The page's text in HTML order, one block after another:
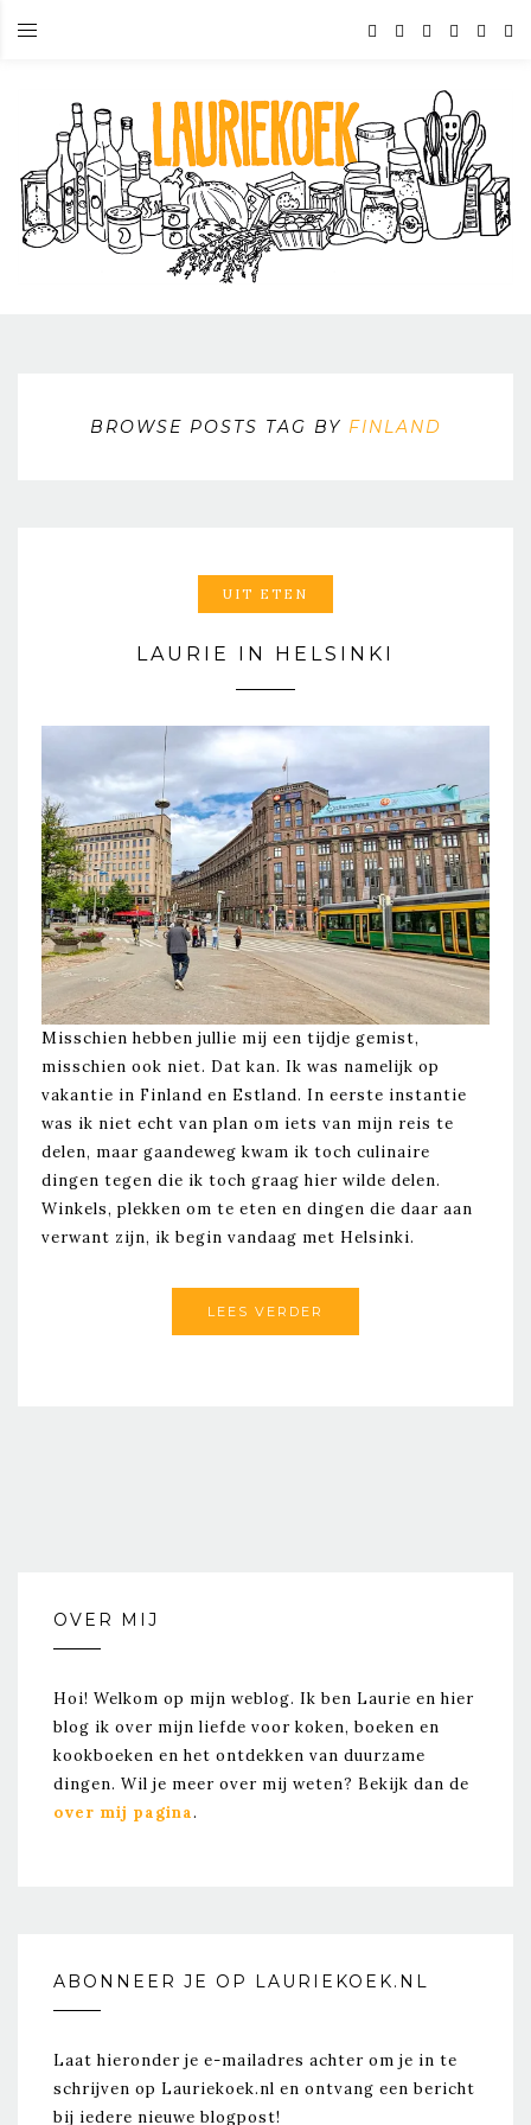
BROWSE POSTS TAG BY FINLAND
UIT ETEN
LAURIE IN HELSINKI
Misschien hebben jullie mij een tijdje gemist,
misschien ook niet. Dat kan. Ik was namelijk op
vakantie in Finland en Estland. In eerste instantie
was ik niet echt van plan om iets van mijn reis te
delen, maar gaandeweg kwam ik toch culinaire
dingen tegen die ik toch graag hier wilde delen.
Winkels, plekken om te eten en dingen die daar aan
verwant zijn, ik begin vandaag met Helsinki.
LEES VERDER
OVER MIJ
Hoi! Welkom op mijn weblog. Ik ben Laurie en hier
blog ik over mijn liefde voor koken, boeken en
kookboeken en het ontdekken van duurzame
dingen. Wil je meer over mij weten? Bekijk dan de
over mij pagina.
ABONNEER JE OP LAURIEKOEK.NL
Laat hieronder je e-mailadres achter om je in te
schrijven op Lauriekoek.nl en ontvang een bericht
bij iedere nieuwe blogpost!